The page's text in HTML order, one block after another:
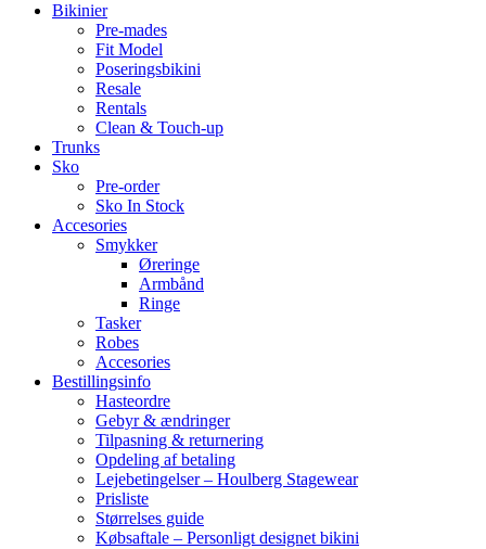
Bikinier
Pre-mades
Fit Model
Poseringsbikini
Resale
Rentals
Clean & Touch-up
Trunks
Sko
Pre-order
Sko In Stock
Accesories
Smykker
Øreringe
Armbånd
Ringe
Tasker
Robes
Accesories
Bestillingsinfo
Hasteordre
Gebyr & ændringer
Tilpasning & returnering
Opdeling af betaling
Lejebetingelser – Houlberg Stagewear
Prisliste
Størrelses guide
Købsaftale – Personligt designet bikini